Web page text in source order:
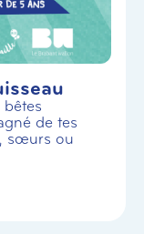
bêtes
de tes
sœurs ou